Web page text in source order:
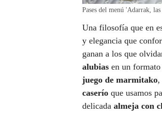
Pases del menú 'Adarrak,
Una filosofía que en
y elegancia que
ganan a los que
alubias en un
juego de marmitako,
caserío que usamos
delicada almeja con